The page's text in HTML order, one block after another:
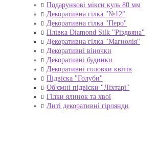
Подарункові мікси куль 80 мм
Декоративна гілка "№12"
Декоративна гілка "Перо"
Плівка Diamond Silk "Різдвяна"
Декоративна гілка "Магнолія"
Декоративні віночки
Декоративні будинки
Декоративні головки квітів
Підвіска "Голуби"
Об'ємні підвіски "Ліхтарі"
Гілки ялинок та хвої
Литі декоративні гірлянди